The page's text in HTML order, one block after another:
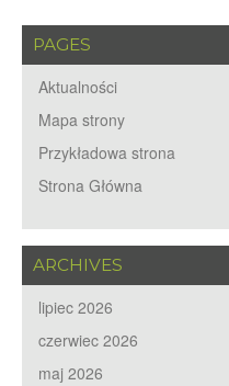
PAGES
Aktualności
Mapa strony
Przykładowa strona
Strona Główna
ARCHIVES
lipiec 2026
czerwiec 2026
maj 2026